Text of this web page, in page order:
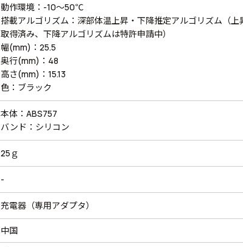
動作環境：-10～50℃
搭載アルゴリズム：深部体温上昇・下降推定アルゴリズム（
取得済み、下降アルゴリズムは特許申請中）
幅(mm)：25.5
奥行(mm)：48
高さ(mm)：15.13
色：ブラック
本体：ABS757
バンド：シリコン
25ｇ
-
充電器（専用アダプタ）
中国